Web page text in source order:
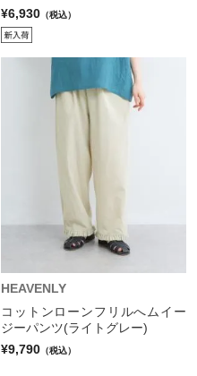
¥6,930 （税込）
HEAVENLY
コットンローンフリルへムイー
ジーパンツ(ライトグレー)
¥9,790 （税込）